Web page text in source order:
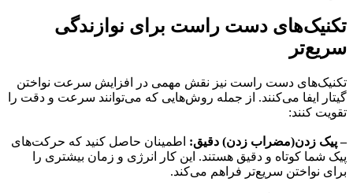
تکنیک‌های دست راست برای نوازندگی
سریع‌تر
تکنیک‌های دست راست نیز نقش مهمی در افزایش سرعت نواختن
گیتار ایفا می‌کنند. از جمله روش‌هایی که می‌توانند سرعت و دقت را
تقویت کنند:
– پیک زدن(مضراب زدن) دقیق: اطمینان حاصل کنید که حرکت‌های
پیک شما کوتاه و دقیق هستند. این کار انرژی و زمان بیشتری را
برای نواختن سریع‌تر فراهم می‌کند.